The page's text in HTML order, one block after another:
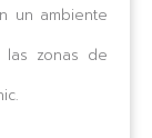
un ambiente
las zonas de